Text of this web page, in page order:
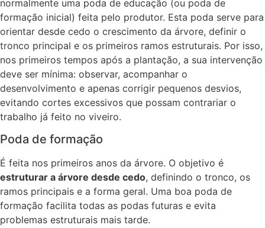
normalmente uma poda de educação (ou poda de
formação inicial) feita pelo produtor. Esta poda serve para
orientar desde cedo o crescimento da árvore, definir o
tronco principal e os primeiros ramos estruturais. Por isso,
nos primeiros tempos após a plantação, a sua intervenção
deve ser mínima: observar, acompanhar o
desenvolvimento e apenas corrigir pequenos desvios,
evitando cortes excessivos que possam contrariar o
trabalho já feito no viveiro.
Poda de formação
É feita nos primeiros anos da árvore. O objetivo é
estruturar a árvore desde cedo, definindo o tronco, os
ramos principais e a forma geral. Uma boa poda de
formação facilita todas as podas futuras e evita
problemas estruturais mais tarde.